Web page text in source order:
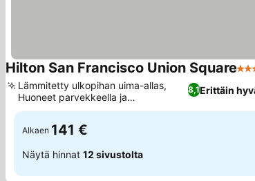
Hilton San Francisco Union Square4
8,1Erittäin
Lämmitetty ulkopihan uima-allas,
Huoneet parvekkeella ja
kaupunkinäköalalla
Alkaen 141 €
Näytä hinnat 12 sivustolta